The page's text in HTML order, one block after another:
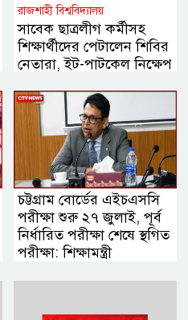
রাজশাহী বিশ্ববিদ্যালয়
সাবেক ছাত্রলীগ কর্মীসহ
শিক্ষার্থীদের পেটালেন শিবির
নেতারা, ইট-পাটকেল নিক্ষেপ
চট্টগ্রাম বোর্ডের এইচএসসি
পরীক্ষা শুরু ২৭ জুলাই, পূর্ব
নির্ধারিত পরীক্ষা শেষে স্থগিত
পরীক্ষা: শিক্ষামন্ত্রী